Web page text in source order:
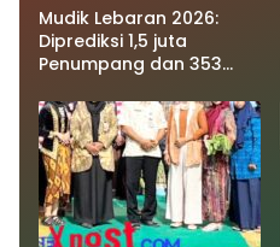
Mudik Lebaran 2026:
Diprediksi 1,5 juta
Penumpang dan 353
Menyeberang dari
Sumatera menuju Jawa